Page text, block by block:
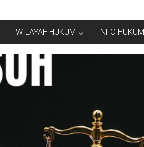
WILAYAH HUKUM INFO HUKUM